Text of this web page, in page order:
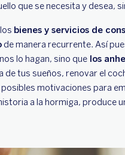
que se necesita y desea,
bienes y servicios de
de manera recurrente. Así
lo hagan, sino que los
de tus sueños, renovar el
motivaciones para
a la hormiga, produce